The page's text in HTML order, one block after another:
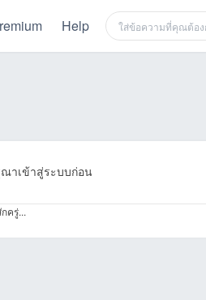
Help
าเข้าสู่ระบบก่อน
ครู่...